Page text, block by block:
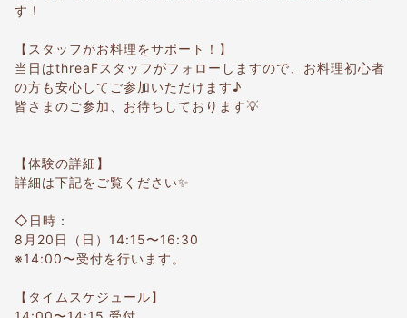
す！
【スタッフがお料理をサポート！】
当日はthreaFスタッフがフォローしますので、お料理初心者
の方も安心してご参加いただけます♪
皆さまのご参加、お待ちしております💡
【体験の詳細】
詳細は下記をご覧ください✨
◇日時：
8月20日（日）14:15〜16:30
※14:00〜受付を行います。
【タイムスケジュール】